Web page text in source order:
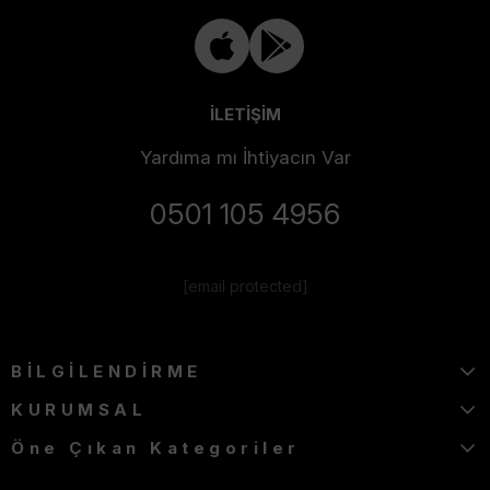
İLETİŞİM
Yardıma mı İhtiyacın Var
0501 105 4956
[email protected]
BİLGİLENDİRME
KURUMSAL
Öne Çıkan Kategoriler